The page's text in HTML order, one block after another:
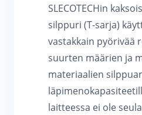
SLECOTECHin
silppuri (T-sarja)
vastakkain pyörivää
suurten määrien ja
materiaalien
laitteessa ei ole